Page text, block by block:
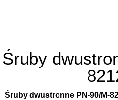
Śruby
Śruby dwustronne PN-90/M-